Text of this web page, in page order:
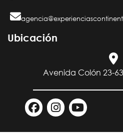
Ubicación​
Avenida Colón 23-